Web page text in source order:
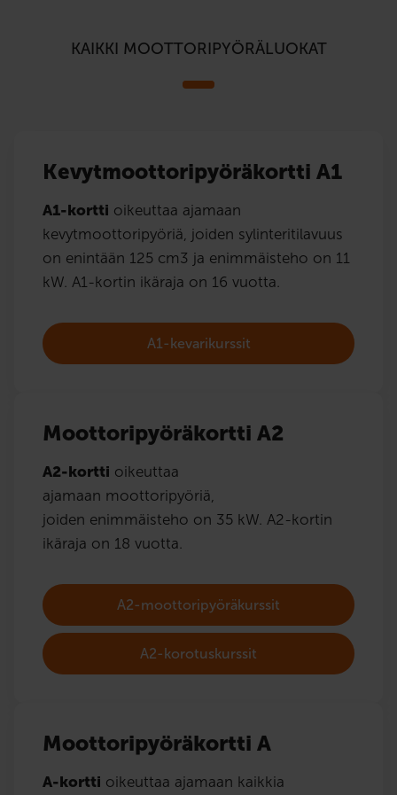
KAIKKI MOOTTORIPYÖRÄLUOKAT
Kevytmoottoripyöräkortti A1
A1-kortti oikeuttaa ajamaan
kevytmoottoripyöriä, joiden sylinteritilavuus
on enintään 125 cm3 ja enimmäisteho on 11
kW. A1-kortin ikäraja on 16 vuotta.
A1-kevarikurssit
Moottoripyöräkortti A2
A2-kortti oikeuttaa
ajamaan moottoripyöriä,
joiden enimmäisteho on 35 kW. A2-kortin
ikäraja on 18 vuotta.
A2-moottoripyöräkurssit
A2-korotuskurssit
Moottoripyöräkortti A
A-kortti oikeuttaa ajamaan kaikkia